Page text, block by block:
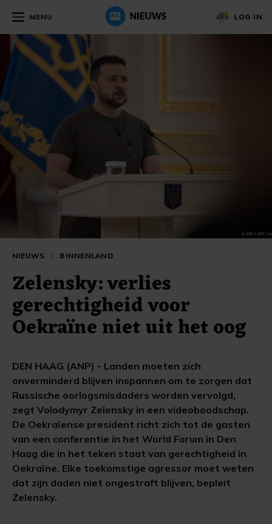
MENU LOG IN
NIEUWS / BINNENLAND
Zelensky: verlies
gerechtigheid voor
Oekraïne niet uit het oog
DEN HAAG (ANP) - Landen moeten zich
onverminderd blijven inspannen om te zorgen dat
Russische oorlogsmisdaders worden vervolgd,
zegt Volodymyr Zelensky in een videoboodschap.
De Oekraïense president richt zich tot de gasten
van een conferentie in het World Forum in Den
Haag die in het teken staat van gerechtigheid in
Oekraïne. Elke toekomstige agressor moet weten
dat zijn daden niet ongestraft blijven, bepleit
Zelensky.